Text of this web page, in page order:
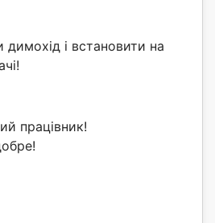
димохід і встановити на
працівник!